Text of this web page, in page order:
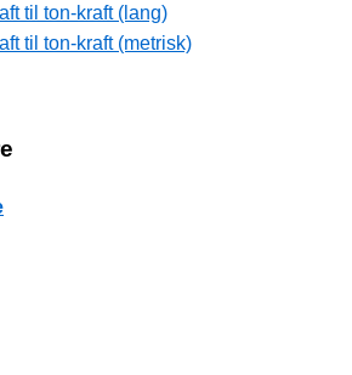
til ton-kraft (lang)
til ton-kraft (metrisk)